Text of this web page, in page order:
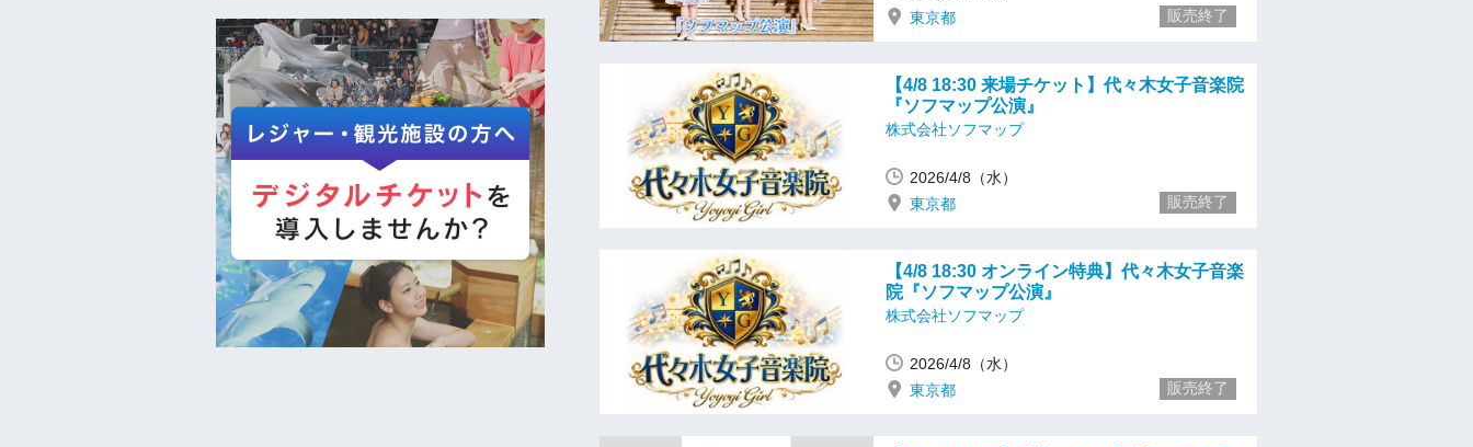
東京都
販売終了
【4/8 18:30 来場チケット】代々木女子音楽院
『ソフマップ公演』
株式会社ソフマップ
2026/4/8（水）
東京都
販売終了
【4/8 18:30 オンライン特典】代々木女子音楽
院『ソフマップ公演』
株式会社ソフマップ
2026/4/8（水）
東京都
販売終了